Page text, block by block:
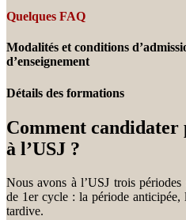
Quelques FAQ
Modalités et conditions
d’enseignement
Détails des formations
Comment
à l’USJ ?
Nous avons à l’USJ trois
de 1er cycle : la période
tardive.